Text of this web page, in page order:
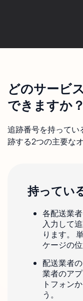
どのサービ
できますか？
追跡番号を持ってい
跡する2つの主要な
持ってい
各配送業
入力して
ります。
ケージの
配送業者
業者のア
トフォン
う。